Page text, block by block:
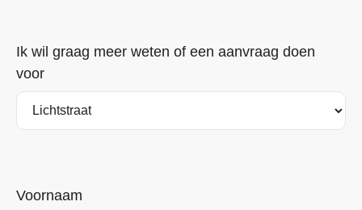
Ik wil graag meer weten of een aanvraag doen
voor
Voornaam